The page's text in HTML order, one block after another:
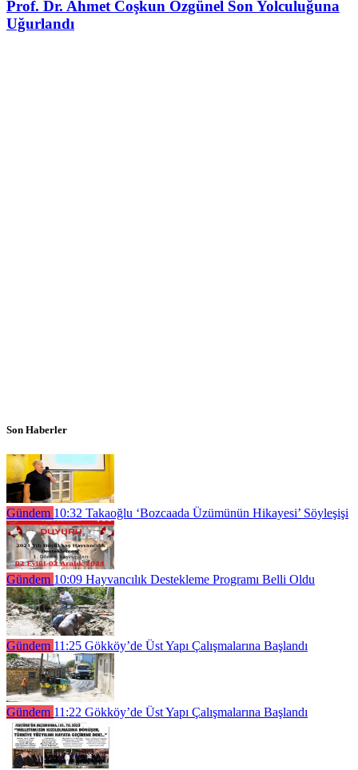
Prof. Dr. Ahmet Coşkun Özgünel Son Yolculuğuna
Uğurlandı
Son Haberler
Gündem 10:32 Takaoğlu ‘Bozcaada Üzümünün Hikayesi’ Söyleşişi
Gündem 10:09 Hayvancılık Destekleme Programı Belli Oldu
Gündem 11:25 Gökköy’de Üst Yapı Çalışmalarına Başlandı
Gündem 11:22 Gökköy’de Üst Yapı Çalışmalarına Başlandı